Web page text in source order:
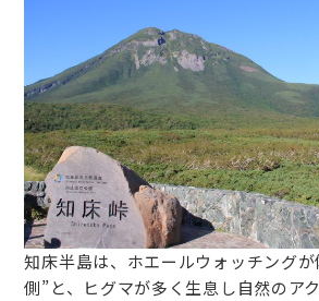
知床半島は、ホエールウォッチング
側”と、ヒグマが多く生息し自然のア